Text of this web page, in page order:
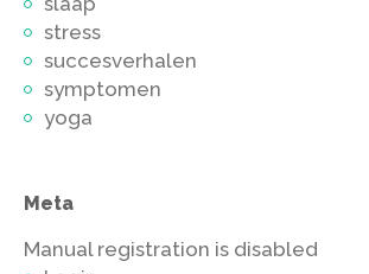
stress
succesverhalen
symptomen
yoga
Meta
Manual registration is disabled